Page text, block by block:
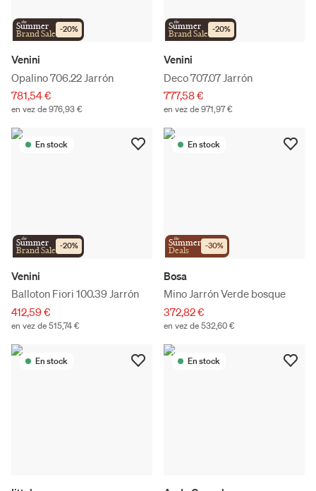
the
Summer
Brand Sale -20%
Venini
Opalino 706.22 Jarrón
781,54 €
en vez de 976,93 €
the
Summer
Brand Sale -20%
Venini
Deco 707.07 Jarrón
777,58 €
en vez de 971,97 €
En stock
the
Summer
Brand Sale -20%
Venini
Balloton Fiori 100.39 Jarrón
412,59 €
en vez de 515,74 €
En stock
the
Summer
Deals -30%
Bosa
Mino Jarrón Verde bosque
372,82 €
en vez de 532,60 €
En stock En stock